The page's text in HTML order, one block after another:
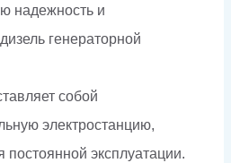
надежность и
генераторной
собой
электростанцию,
эксплуатации.